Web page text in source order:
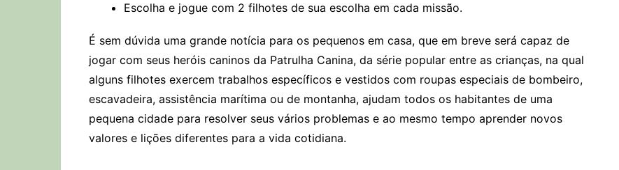
Escolha e jogue com 2 filhotes de sua escolha em cada missão.
É sem dúvida uma grande notícia para os pequenos em casa, que em breve será capaz de
jogar com seus heróis caninos da Patrulha Canina, da série popular entre as crianças, na qual
alguns filhotes exercem trabalhos específicos e vestidos com roupas especiais de bombeiro,
escavadeira, assistência marítima ou de montanha, ajudam todos os habitantes de uma
pequena cidade para resolver seus vários problemas e ao mesmo tempo aprender novos
valores e lições diferentes para a vida cotidiana.